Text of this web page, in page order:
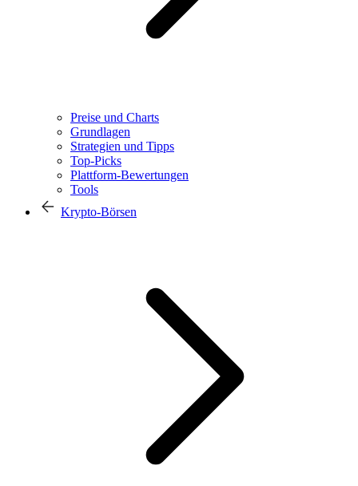
Preise und Charts
Grundlagen
Strategien und Tipps
Top-Picks
Plattform-Bewertungen
Tools
Krypto-Börsen